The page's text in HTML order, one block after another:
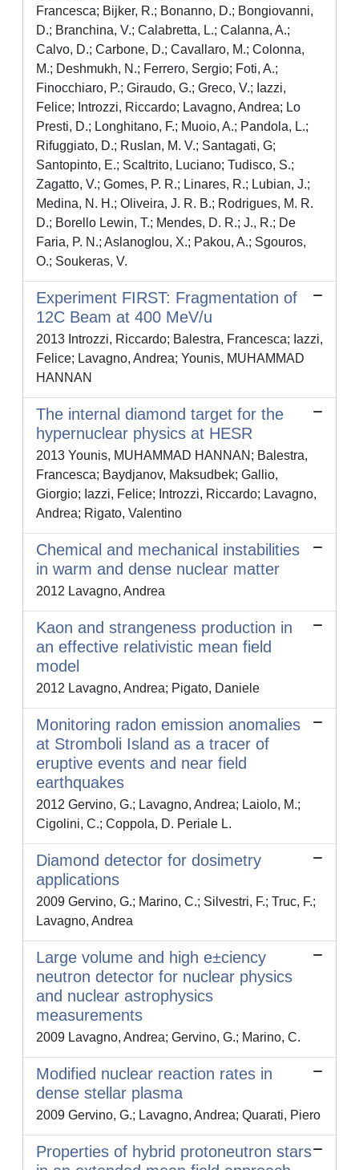
Francesca; Bijker, R.; Bonanno, D.; Bongiovanni,
D.; Branchina, V.; Calabretta, L.; Calanna, A.;
Calvo, D.; Carbone, D.; Cavallaro, M.; Colonna,
M.; Deshmukh, N.; Ferrero, Sergio; Foti, A.;
Finocchiaro, P.; Giraudo, G.; Greco, V.; Iazzi,
Felice; Introzzi, Riccardo; Lavagno, Andrea; Lo
Presti, D.; Longhitano, F.; Muoio, A.; Pandola, L.;
Rifuggiato, D.; Ruslan, M. V.; Santagati, G;
Santopinto, E.; Scaltrito, Luciano; Tudisco, S.;
Zagatto, V.; Gomes, P. R.; Linares, R.; Lubian, J.;
Medina, N. H.; Oliveira, J. R. B.; Rodrigues, M. R.
D.; Borello Lewin, T.; Mendes, D. R.; J., R.; De
Faria, P. N.; Aslanoglou, X.; Pakou, A.; Sgouros,
O.; Soukeras, V.
Experiment FIRST: Fragmentation of
12C Beam at 400 MeV/u
2013 Introzzi, Riccardo; Balestra, Francesca; Iazzi,
Felice; Lavagno, Andrea; Younis, MUHAMMAD
HANNAN
The internal diamond target for the
hypernuclear physics at HESR
2013 Younis, MUHAMMAD HANNAN; Balestra,
Francesca; Baydjanov, Maksudbek; Gallio,
Giorgio; Iazzi, Felice; Introzzi, Riccardo; Lavagno,
Andrea; Rigato, Valentino
Chemical and mechanical instabilities
in warm and dense nuclear matter
2012 Lavagno, Andrea
Kaon and strangeness production in
an effective relativistic mean field
model
2012 Lavagno, Andrea; Pigato, Daniele
Monitoring radon emission anomalies
at Stromboli Island as a tracer of
eruptive events and near field
earthquakes
2012 Gervino, G.; Lavagno, Andrea; Laiolo, M.;
Cigolini, C.; Coppola, D. Periale L.
Diamond detector for dosimetry
applications
2009 Gervino, G.; Marino, C.; Silvestri, F.; Truc, F.;
Lavagno, Andrea
Large volume and high e±ciency
neutron detector for nuclear physics
and nuclear astrophysics
measurements
2009 Lavagno, Andrea; Gervino, G.; Marino, C.
Modified nuclear reaction rates in
dense stellar plasma
2009 Gervino, G.; Lavagno, Andrea; Quarati, Piero
Properties of hybrid protoneutron stars